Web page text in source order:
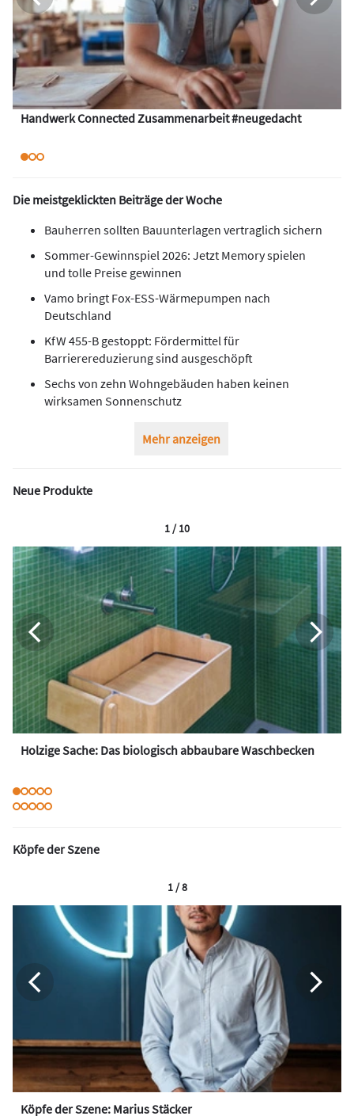
Handwerk Connected Zusammenarbeit #neugedacht
Die meistgeklickten Beiträge der Woche
Bauherren sollten Bauunterlagen vertraglich sichern
Sommer-Gewinnspiel 2026: Jetzt Memory spielen
und tolle Preise gewinnen
Vamo bringt Fox-ESS-Wärmepumpen nach
Deutschland
KfW 455-B gestoppt: Fördermittel für
Barrierereduzierung sind ausgeschöpft
Sechs von zehn Wohngebäuden haben keinen
wirksamen Sonnenschutz
Mehr anzeigen
Neue Produkte
Holzige Sache: Das biologisch abbaubare Waschbecken
1 / 10
Köpfe der Szene
Köpfe der Szene: Marius Stäcker
1 / 8